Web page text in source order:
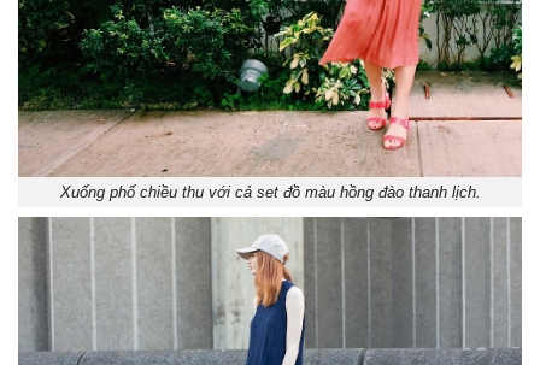
Xuống phố chiều thu với cả set đồ màu hồng đào thanh lịch.